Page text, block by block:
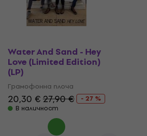
Water And Sand - Hey
Love (Limited Edition)
(LP)
Грамофонна плоча
20,30 €27,90 €
- 27 %
В наличност